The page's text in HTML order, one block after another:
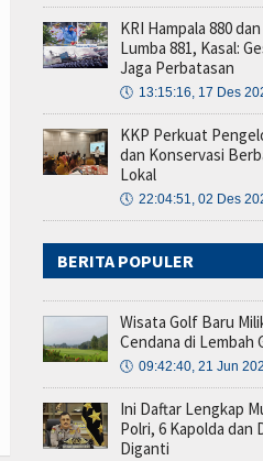
KRI Hampala 880
Lumba 881, Kasal:
Jaga Perbatasan
🕔 13:15:16, 17 Des
KKP Perkuat
dan Konservasi
Lokal
🕔 22:04:51, 02 Des
BERITA POPULER
Wisata Golf Baru
Cendana di Lembah
🕔 09:42:40, 21 Jun
Ini Daftar Lengkap
Polri, 6 Kapolda dan
Diganti